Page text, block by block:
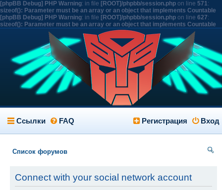
[phpBB Debug] PHP Warning: in file [ROOT]/phpbb/session.php on line 571:
sizeof(): Parameter must be an array or an object that implements Countable
[phpBB Debug] PHP Warning: in file [ROOT]/phpbb/session.php on line 627:
sizeof(): Parameter must be an array or an object that implements Countable
Ссылки FAQ Вход
Регистрация
Список форумов
Connect with your social network account